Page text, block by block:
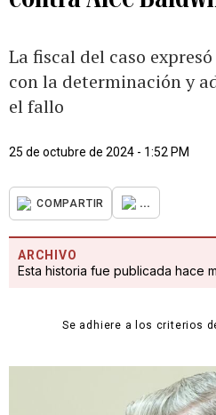
La fiscal del caso
con la determinación y
el fallo
25 de octubre de 2024 - 1:52 PM
COMPARTIR ...
ARCHIVO
Esta historia fue publicada hace
Se adhiere a los criterios